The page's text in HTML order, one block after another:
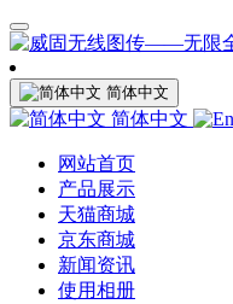
简体中文
简体中文
网站首页
产品展示
天猫商城
京东商城
新闻资讯
使用相册